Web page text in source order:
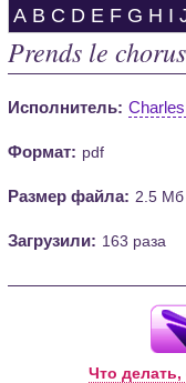
A B C D E F G H I
Prends le chorus
Исполнитель:
Формат: pdf
Размер файла: 2.5 Мб
Загрузили: 163 раза
Что